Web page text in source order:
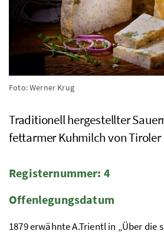
Foto: Werner Krug
Traditionell hergestellter
fettarmer Kuhmilch von Tiroler
Registernummer: 4
Offenlegungsdatum
1879 erwähnte A.Trientl in „Über die